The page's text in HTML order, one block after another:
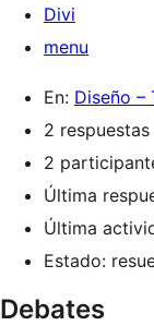
Divi
menu
En: Diseño –
2 respuestas
2
Última
Última
Estado:
Debates